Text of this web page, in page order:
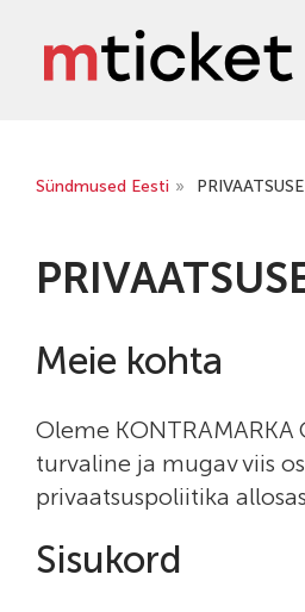
Sündmused Eesti »
Meie kohta
Oleme
turvaline ja mugav viis
privaatsuspoliitika
Sisukord